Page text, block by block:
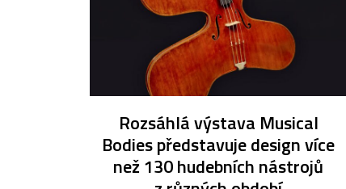
Rozsáhlá výstava Musical
Bodies představuje design více
než 130 hudebních nástrojů